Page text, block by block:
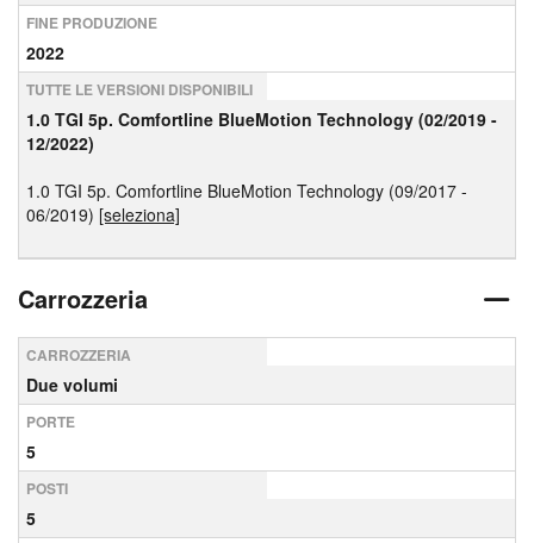
FINE PRODUZIONE
2022
TUTTE LE VERSIONI DISPONIBILI
1.0 TGI 5p. Comfortline BlueMotion Technology (02/2019 -
12/2022)
1.0 TGI 5p. Comfortline BlueMotion Technology (09/2017 -
06/2019) [seleziona]
Carrozzeria
CARROZZERIA
Due volumi
PORTE
5
POSTI
5